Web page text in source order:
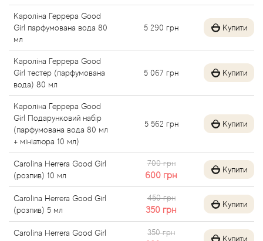
Кароліна Геррера Good
Girl парфумована вода 80
мл
5 290 грн Купити
Кароліна Геррера Good
Girl тестер (парфумована
вода) 80 мл
5 067 грн Купити
Кароліна Геррера Good
Girl Подарунковий набір
(парфумована вода 80 мл
+ мініатюра 10 мл)
5 562 грн Купити
Carolina Herrera Good Girl
(розпив) 10 мл
700 грн
600 грн
Купити
Carolina Herrera Good Girl
(розпив) 5 мл
450 грн
350 грн
Купити
Carolina Herrera Good Girl
350 грн
Купити
Alexandre Barthet
Alexandre J
Alfred Dunhill
Alyson Oldoini
Alyssa Ashley
American Crew
Amouage
Amouroud